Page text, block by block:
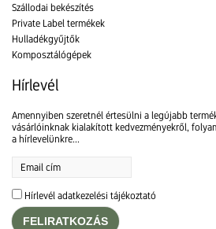
Szállodai bekészítés
Private Label termékek
Hulladékgyűjtők
Komposztálógépek
Hírlevél
Amennyiben szeretnél értesülni a legújabb
vásárlóinknak kialakított kedvezményekről,
a hírlevelünkre...
Hírlevél adatkezelési tájékoztató
FELIRATKOZÁS